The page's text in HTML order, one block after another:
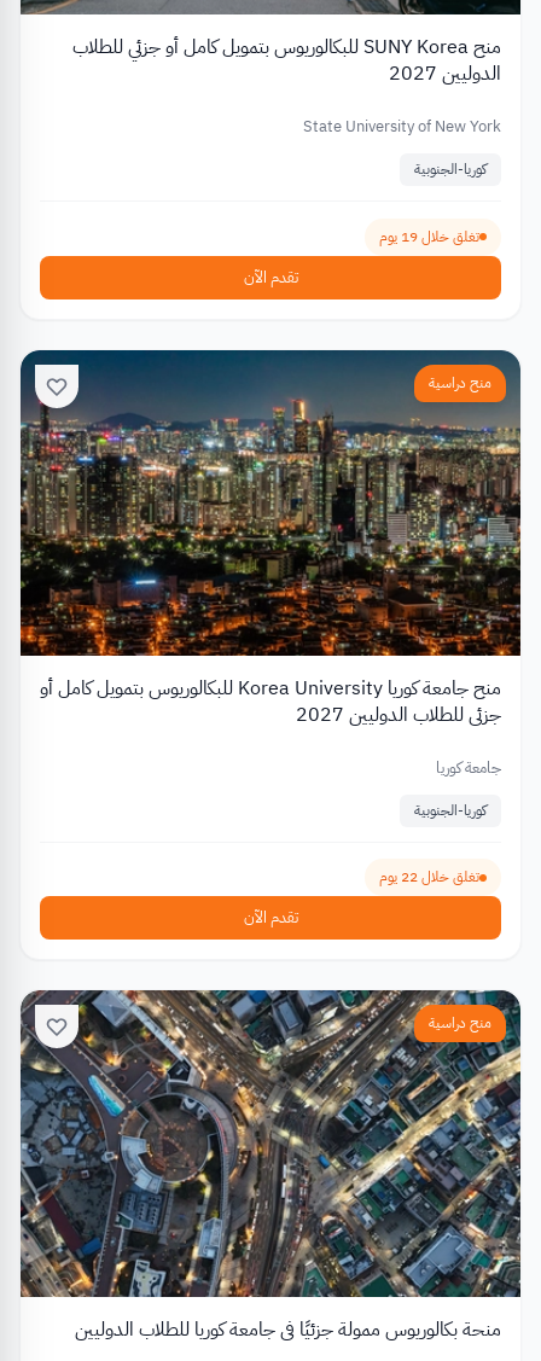
منح SUNY Korea للبكالوريوس بتمويل كامل أو جزئي للطلاب
الدوليين 2027
State University of New York
كوريا-الجنوبية
تغلق خلال 19 يوم
تقدم الآن
منح دراسية
منح جامعة كوريا Korea University للبكالوريوس بتمويل كامل أو
جزئي للطلاب الدوليين 2027
جامعة كوريا
كوريا-الجنوبية
تغلق خلال 22 يوم
تقدم الآن
منح دراسية
منحة بكالوريوس ممولة جزئيًا في جامعة كوريا للطلاب الدوليين